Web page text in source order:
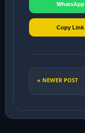
WhatsApp
Copy Link
« NEWER POST